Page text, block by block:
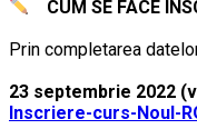
CUM SE FACE
Prin completarea
23 septembrie 2022
Inscriere-curs-Noul-